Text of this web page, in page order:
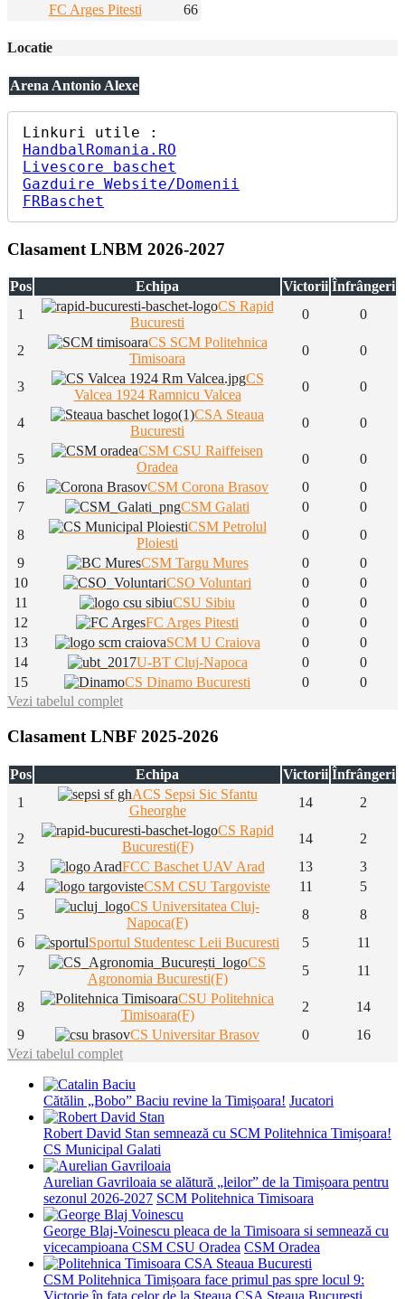
FC Arges Pitesti
66
Locatie
Arena Antonio Alexe
HandbalRomania.RO
Livescore baschet
Gazduire Website/Domenii
FRBaschet
Clasament LNBM 2026-2027
Pos Echipa Victorii Înfrângeri
1
CS Rapid
Bucuresti
0 0
2
CS SCM Politehnica
Timisoara
0 0
3
CS
Valcea 1924 Ramnicu Valcea
0 0
4
CSA Steaua
Bucuresti
0 0
5
CSM CSU Raiffeisen
Oradea
0
0
6
CSM Corona Brasov 0
0
7
CSM Galati 0
0
8
CSM Petrolul
Ploiesti
0
0
9
CSM Targu Mures 0
0
10
CSO Voluntari 0
0
11
CSU Sibiu 0
0
12
FC Arges Pitesti 0
0
13
SCM U Craiova 0
0
14
U-BT Cluj-Napoca 0
0
15
CS Dinamo Bucuresti 0
0
Vezi tabelul complet
Clasament LNBF 2025-2026
Pos Echipa Victorii Înfrângeri
1
ACS Sepsi Sic Sfantu
Gheorghe
14 2
2
CS Rapid
Bucuresti(F)
14
2
3
FCC Baschet UAV Arad 13
3
4
CSM CSU Targoviste 11
5
5
CS Universitatea Cluj-
Napoca(F)
8
8
6
Sportul Studentesc Leii Bucuresti 5
11
7
CS
Agronomia Bucuresti(F)
5 11
8
CSU Politehnica
Timisoara(F)
2
14
9
CS Universitar Brasov 0
16
Vezi tabelul complet
Cătălin „Bobo” Baciu revine la Timișoara! Jucatori
Robert David Stan semnează cu SCM Politehnica Timișoara!
CS Municipal Galati
Aurelian Gavriloaia se alătură „leilor” de la Timișoara pentru
sezonul 2026-2027 SCM Politehnica Timisoara
George Blaj-Voinescu pleaca de la Timisoara si semnează cu
vicecampioana CSM CSU Oradea CSM Oradea
CSM Politehnica Timișoara face primul pas spre locul 9:
Victorie în fața celor de la Steaua CSA Steaua Bucuresti